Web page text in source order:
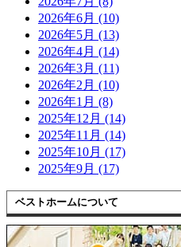
2026年6月 (10)
2026年5月 (13)
2026年4月 (14)
2026年3月 (11)
2026年2月 (10)
2026年1月 (8)
2025年12月 (14)
2025年11月 (14)
2025年10月 (17)
2025年9月 (17)
ベストホームについて